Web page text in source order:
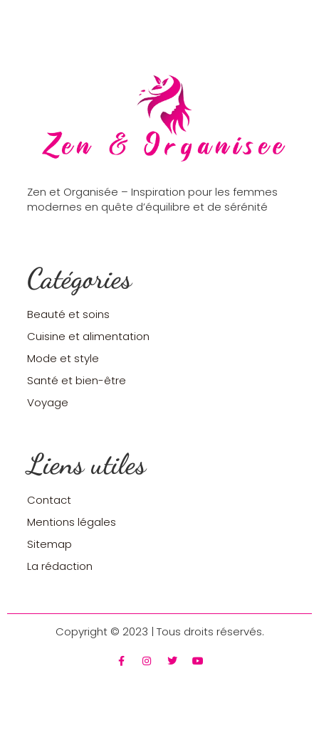
Zen et Organisée – Inspiration pour les femmes
modernes en quête d’équilibre et de sérénité
Catégories
Beauté et soins
Cuisine et alimentation
Mode et style
Santé et bien-être
Voyage
Liens utiles
Contact
Mentions légales
Sitemap
La rédaction
Copyright © 2023 | Tous droits réservés.